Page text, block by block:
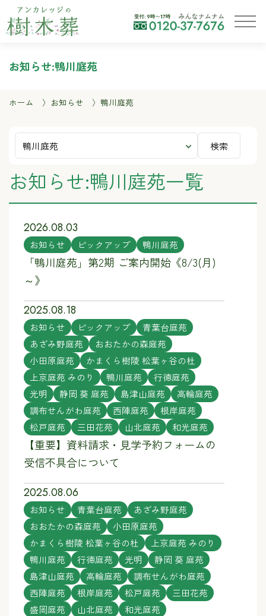
お知らせ:鴨川庭苑
ホーム お知らせ 鴨川庭苑
検索
お知らせ:鴨川庭苑一覧
2026.08.03
お知らせ ピックアップ 鴨川庭苑
「鴨川庭苑」第2期 ご案内開始《8/3(月)
～》
2025.08.18
お知らせ ピックアップ
青葉台庭苑
あざみ野庭苑
おおたかの森庭苑
小田原庭苑
かまくら樹陵 松葉ヶ谷の杜
上京庭苑 みのり
鴨川庭苑
行徳庭苑
光明
静岡 葵 庭苑 島津山庭苑
高輪庭苑
調布せんがわ庭苑
西陣庭苑
根岸庭苑
松戸庭苑
三田花苑 山北庭苑 和光庭苑
【重要】資料請求・見学予約フォームの
受信不具合について
2025.08.06
お知らせ 青葉台庭苑
あざみ野庭苑
おおたかの森庭苑
小田原庭苑
かまくら樹陵 松葉ヶ谷の杜
上京庭苑 みのり
鴨川庭苑
行徳庭苑 光明
静岡 葵 庭苑
島津山庭苑
高輪庭苑
調布せんがわ庭苑
西陣庭苑
根岸庭苑 松戸庭苑
三田花苑
盛岡庭苑
山北庭苑 和光庭苑